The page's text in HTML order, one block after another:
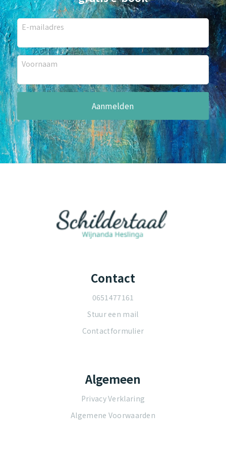
E-mailadres
Voornaam
Contact
0651477161
Stuur een mail
Contactformulier
Algemeen
Privacy Verklaring
Algemene Voorwaarden